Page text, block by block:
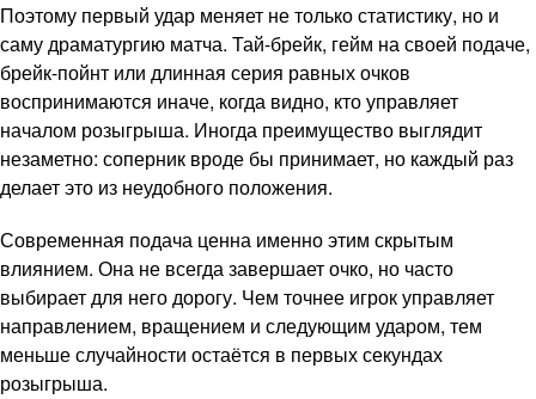
Поэтому первый удар меняет не только статистику, но и
саму драматургию матча. Тай-брейк, гейм на своей подаче,
брейк-пойнт или длинная серия равных очков
воспринимаются иначе, когда видно, кто управляет
началом розыгрыша. Иногда преимущество выглядит
незаметно: соперник вроде бы принимает, но каждый раз
делает это из неудобного положения.
Современная подача ценна именно этим скрытым
влиянием. Она не всегда завершает очко, но часто
выбирает для него дорогу. Чем точнее игрок управляет
направлением, вращением и следующим ударом, тем
меньше случайности остаётся в первых секундах
розыгрыша.